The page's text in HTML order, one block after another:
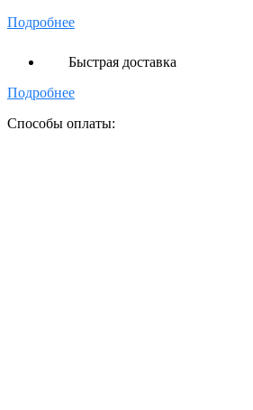
Подробнее
Быстрая доставка
Подробнее
Способы оплаты: